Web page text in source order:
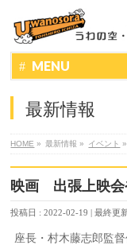
MENU
最新情報
HOME » 最新情報 » イベント »
映画 出張上映会
投稿日 : 2022-02-19 最終更
座長・村木藤志郎監